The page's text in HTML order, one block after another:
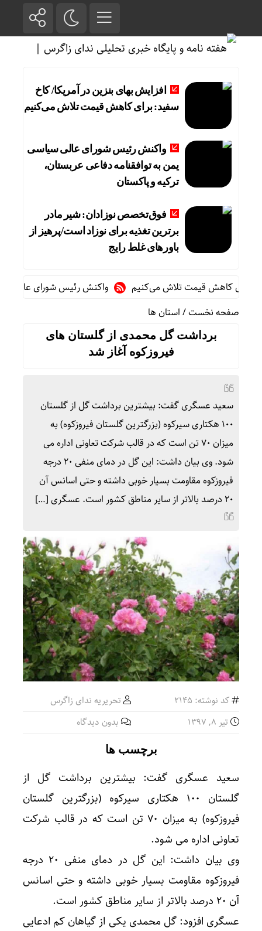
افزایش بهای بنزین در آمریکا/ کاخ
سفید: برای کاهش قیمت تلاش می‌کنیم
واکنش رئیس شورای عالی سیاسی
یمن به توافقنامه دفاعی عربستان،
ترکیه و پاکستان
فوق‌تخصص نوزادان: شیر مادر
برترین تغذیه برای نوزاد است/پرهیز از
باورهای غلط رایج
کاهش قیمت تلاش می‌کنیم
واکنش رئیس شورای عالی سیاسی
صفحه نخست/استان ها
برداشت گل محمدی از گلستان های
فیروزکوه آغاز شد
سعید عسگری گفت: بیشترین برداشت گل از گلستان
۱۰۰ هکتاری سیرکوه (بزرگترین گلستان فیروزکوه) به
میزان ۷۰ تن است که در قالب شرکت تعاونی اداره می
شود. وی بیان داشت: این گل در دمای منفی ۲۰ درجه
فیروزکوه مقاومت بسیار خوبی داشته و حتی اسانس آن
۲۰ درصد بالاتر از سایر مناطق کشور است. عسگری […]
کد نوشته: 2145
تحریریه ندای زاگرس
تیر ۸, ۱۳۹۷
بدون دیدگاه
برچسب ها
سعید عسگری گفت: بیشترین برداشت گل از
گلستان ۱۰۰ هکتاری سیرکوه (بزرگترین گلستان
فیروزکوه) به میزان ۷۰ تن است که در قالب شرکت
تعاونی اداره می شود.
وی بیان داشت: این گل در دمای منفی ۲۰ درجه
فیروزکوه مقاومت بسیار خوبی داشته و حتی اسانس
آن ۲۰ درصد بالاتر از سایر مناطق کشور است.
عسگری افزود: گل محمدی یکی از گیاهان کم ادعایی